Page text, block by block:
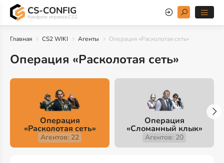
CS-CONFIG
Конфиги игроков CS2
Главная CS2 WIKI Агенты Операция «Расколотая сеть»
Операция «Расколотая сеть»
Операция
«Расколотая сеть»
Агентов: 22
Операция
«Сломанный клык»
Агентов: 20